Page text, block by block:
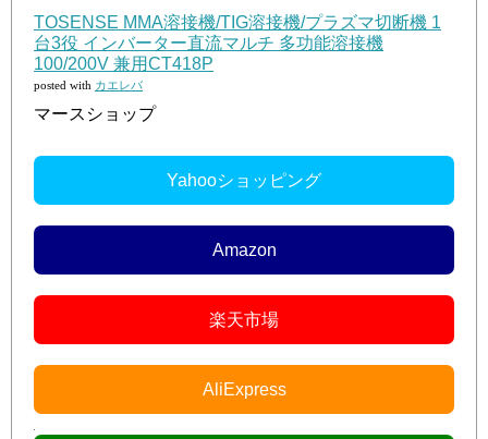
TOSENSE MMA溶接機/TIG溶接機/プラズマ切断機 1
台3役 インバーター直流マルチ 多功能溶接機
100/200V 兼用CT418P
posted with カエレバ
マースショップ
Yahooショッピング
Amazon
楽天市場
AliExpress